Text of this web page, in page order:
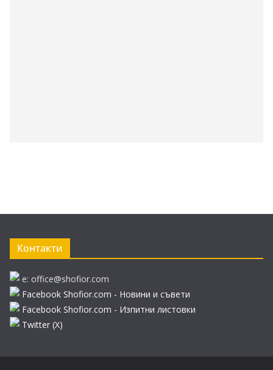
Контакти
e: office@shofior.com
Facebook Shofior.com - Новини и съвети
Facebook Shofior.com - Изпитни листовки
Twitter (Х)